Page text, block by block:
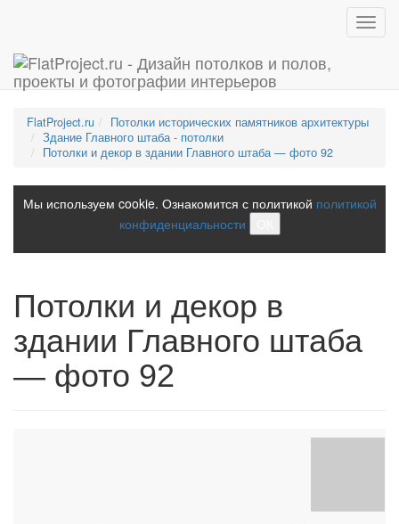
FlatProject.ru
Потолки исторических памятников архитектуры
Здание Главного штаба - потолки
Потолки и декор в здании Главного штаба — фото 92
Мы используем cookie. Ознакомится с политикой политикой
конфиденциальности
Потолки и декор в
здании Главного штаба
— фото 92